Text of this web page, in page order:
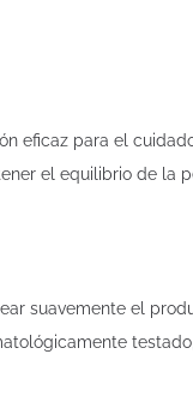
eficaz para el
el equilibrio de la
suavemente el